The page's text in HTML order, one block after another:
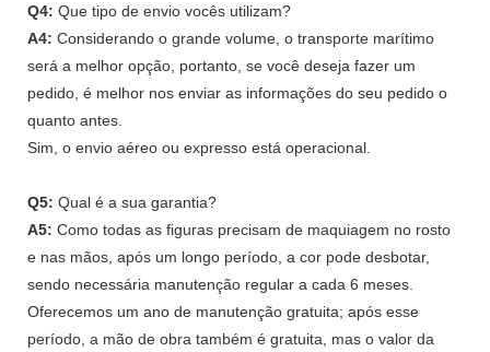
Q4: Que tipo de envio vocês utilizam?
A4: Considerando o grande volume, o transporte marítimo
será a melhor opção, portanto, se você deseja fazer um
pedido, é melhor nos enviar as informações do seu pedido o
quanto antes.
Sim, o envio aéreo ou expresso está operacional.
Q5: Qual é a sua garantia?
A5: Como todas as figuras precisam de maquiagem no rosto
e nas mãos, após um longo período, a cor pode desbotar,
sendo necessária manutenção regular a cada 6 meses.
Oferecemos um ano de manutenção gratuita; após esse
período, a mão de obra também é gratuita, mas o valor da